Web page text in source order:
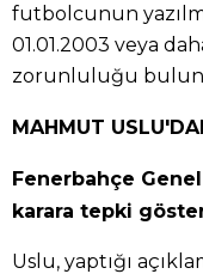
futbolcunun
01.01.2003 veya
zorunluluğu
MAHMUT
Fenerbahçe
karara tepki
Uslu, yaptığı